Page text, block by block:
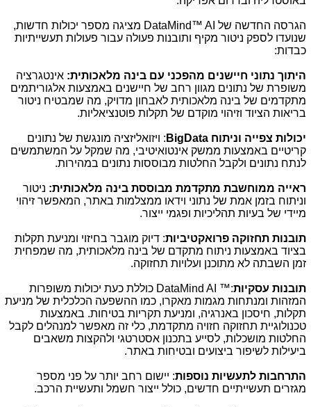
הגרסה החדשה של DataMind™ AI מציגה מספר יכולות חדשות,
שנועדו לספק ניטור מקיף ותובנות פעולה עבור פעולות תעשייתיות
כבדות:
היתוך נתוני חיישנים מהפכני עם בינה מלאכותית: אינטגרציה
משופרת של נתונים מגוון רחב של חיישנים באמצעות אלגוריתמים
מתקדמים של בינה מלאכותית לאבחון מדויק, מה שמבטיח ניטור
בריאות הציוד וזיהוי מוקדם של תקלות פוטנציאליות.
יכולות צפייה וניתוח BigData : ויזואליזציה מונגשת של נתונים
קריטיים באמצעות ממשק אינטואיטיבי, מה שמקל על המשתמשים
לנתח נתונים ולקבל החלטות מבוססות נתונים במהירות.
ראייה ממוחשבת מתקדמת מבוססת בינה מלאכותית: ניטור
וניתוח בזמן אמת של נתוני וידאו ממצלמות באתר, המאפשר זיהוי
מיידי של בעיות תהליכיות ופגמי ייצור.
תובנות תחזוקה פרואקטיביות: דיוק מוגבר בחיזוי ומניעת תקלות
בציוד באמצעות ניתוח מתקדם של בינה מלאכותית, מה שמפחית
זמן השבתה לא מתוכנן ועלויות תחזוקה.
תובנות עסקיות:™
DataMind AI כוללת כעת יכולות משופרות
המזהות ומנתחות מגמות מאקרו, כמו ההשפעה הכלכלית של מניעת
תקלות, חיסכון באנרגיה, ומניעת תקריות בטיחות. באמצעות
טכנולוגיית תחזוקה חזויה מתקדמת, כלי זה מאפשר למנהלים לקבל
החלטות מושכלות, לסייע בתכנון אסטרטגי ולהקצות משאבים
ביעילות לשיפור ביצועים ובטיחות באתר.
התרחבות לתעשיות נוספות: יישום רחב יותר על פני מספר
מגזרים תעשייתיים חדשים, כולל ייצור חשמל ותעשיית הרכב.